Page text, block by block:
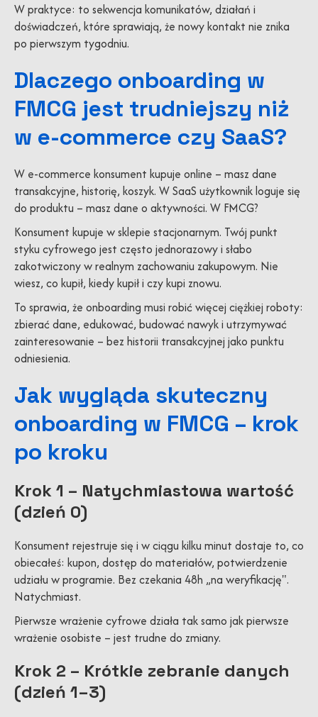
W praktyce: to sekwencja komunikatów, działań i
doświadczeń, które sprawiają, że nowy kontakt nie znika
po pierwszym tygodniu.
Dlaczego onboarding w
FMCG jest trudniejszy niż
w e-commerce czy SaaS?
W e-commerce konsument kupuje online – masz dane
transakcyjne, historię, koszyk. W SaaS użytkownik loguje się
do produktu – masz dane o aktywności. W FMCG?
Konsument kupuje w sklepie stacjonarnym. Twój punkt
styku cyfrowego jest często jednorazowy i słabo
zakotwiczony w realnym zachowaniu zakupowym. Nie
wiesz, co kupił, kiedy kupił i czy kupi znowu.
To sprawia, że onboarding musi robić więcej ciężkiej roboty:
zbierać dane, edukować, budować nawyk i utrzymywać
zainteresowanie – bez historii transakcyjnej jako punktu
odniesienia.
Jak wygląda skuteczny
onboarding w FMCG – krok
po kroku
Krok 1 – Natychmiastowa wartość
(dzień 0)
Konsument rejestruje się i w ciągu kilku minut dostaje to, co
obiecałeś: kupon, dostęp do materiałów, potwierdzenie
udziału w programie. Bez czekania 48h „na weryfikację".
Natychmiast.
Pierwsze wrażenie cyfrowe działa tak samo jak pierwsze
wrażenie osobiste – jest trudne do zmiany.
Krok 2 – Krótkie zebranie danych
(dzień 1–3)